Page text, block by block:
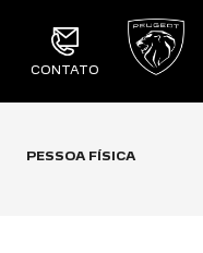
CONTATO
PESSOA FÍSICA